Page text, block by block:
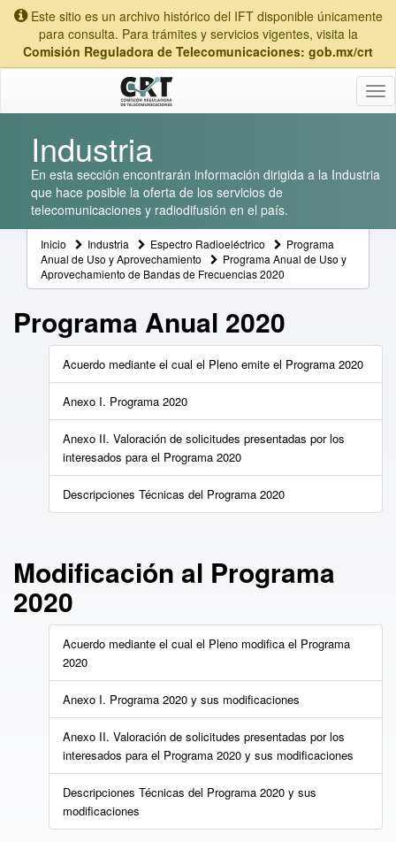
Este sitio es un archivo histórico del IFT disponible únicamente
para consulta. Para trámites y servicios vigentes, visita la
Comisión Reguladora de Telecomunicaciones: gob.mx/crt
Industria
En esta sección encontrarán información dirigida a la Industria
que hace posible la oferta de los servicios de
telecomunicaciones y radiodifusión en el país.
Inicio Industria Espectro Radioeléctrico
Programa
Anual de Uso y Aprovechamiento
Programa Anual de Uso y
Aprovechamiento de Bandas de Frecuencias 2020
Programa Anual 2020
Acuerdo mediante el cual el Pleno emite el Programa 2020
Anexo I. Programa 2020
Anexo II. Valoración de solicitudes presentadas por los
interesados para el Programa 2020
Descripciones Técnicas del Programa 2020
Modificación al Programa
2020
Acuerdo mediante el cual el Pleno modifica el Programa
2020
Anexo I. Programa 2020 y sus modificaciones
Anexo II. Valoración de solicitudes presentadas por los
interesados para el Programa 2020 y sus modificaciones
Descripciones Técnicas del Programa 2020 y sus
modificaciones